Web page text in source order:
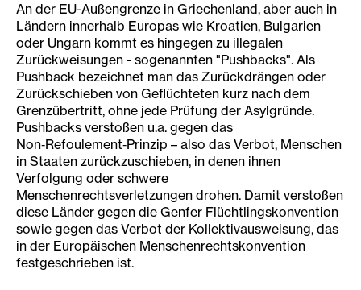
An der EU-Außengrenze in Griechenland, aber auch in
Ländern innerhalb Europas wie Kroatien, Bulgarien
oder Ungarn kommt es hingegen zu illegalen
Zurückweisungen - sogenannten "Pushbacks". Als
Pushback bezeichnet man das Zurückdrängen oder
Zurückschieben von Geflüchteten kurz nach dem
Grenzübertritt, ohne jede Prüfung der Asylgründe.
Pushbacks verstoßen u.a. gegen das
Non‑Refoulement‑Prinzip – also das Verbot, Menschen
in Staaten zurückzuschieben, in denen ihnen
Verfolgung oder schwere
Menschenrechtsverletzungen drohen. Damit verstoßen
diese Länder gegen die Genfer Flüchtlingskonvention
sowie gegen das Verbot der Kollektivausweisung, das
in der Europäischen Menschenrechtskonvention
festgeschrieben ist.